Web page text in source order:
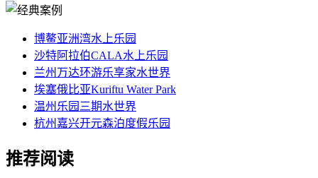
博鳌亚洲湾水上乐园
沙特阿拉伯CALA水上乐园
兰州万达环游乐享家水世界
埃塞俄比亚Kuriftu Water Park
温州乐园三期水世界
杭州嘉兴开元森泊度假乐园
推荐阅读